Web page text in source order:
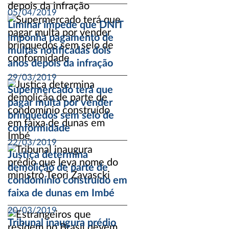
05/04/2019
Liminar impede que DNIT
imponha pagamento de
multas notificadas dois
anos depois da infração
29/03/2019
Supermercado terá que
pagar multa por vender
brinquedos sem selo de
conformidade
22/03/2019
Justiça determina
demolição de parte de
condomínio construído em
faixa de dunas em Imbé
20/03/2019
Tribunal inaugura prédio